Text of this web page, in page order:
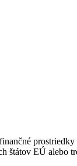
štátov EÚ alebo